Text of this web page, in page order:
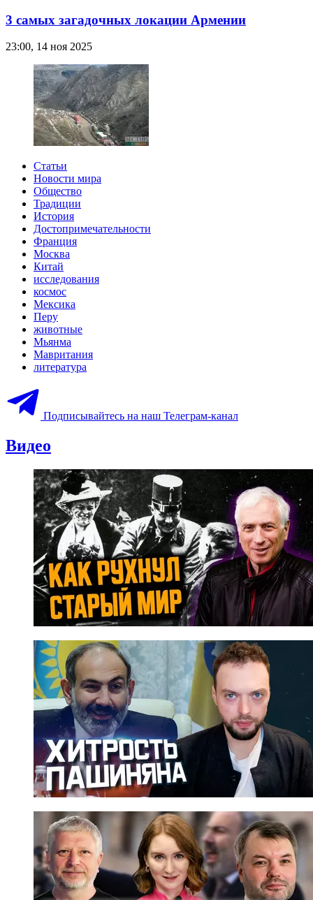
3 самых загадочных локации Армении
23:00, 14 ноя 2025
Статьи
Новости мира
Общество
Традиции
История
Достопримечательности
Франция
Москва
Китай
исследования
космос
Мексика
Перу
животные
Мьянма
Мавритания
литература
Подписывайтесь на наш Телеграм-канал
Видео